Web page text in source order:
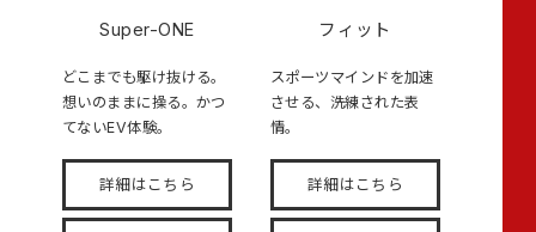
Super-ONE
どこまでも駆け抜ける。
想いのままに操る。かつ
てないEV体験。
詳細はこちら
フィット
スポーツマインドを加速
させる、洗練された表
情。
詳細はこちら